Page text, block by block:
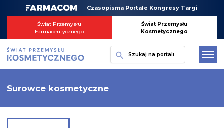
Czasopisma Portale Kongresy Targi
Świat Przemysłu
Farmaceutycznego
Świat Przemysłu
Kosmetycznego
Szukaj
Surowce kosmetyczne